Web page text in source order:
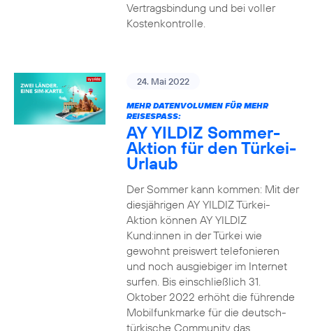
Vertragsbindung und bei voller
Kostenkontrolle.
24. Mai 2022
MEHR DATENVOLUMEN FÜR MEHR
REISESPASS:
AY YILDIZ Sommer-
Aktion für den Türkei-
Urlaub
Der Sommer kann kommen: Mit der
diesjährigen AY YILDIZ Türkei-
Aktion können AY YILDIZ
Kund:innen in der Türkei wie
gewohnt preiswert telefonieren
und noch ausgiebiger im Internet
surfen. Bis einschließlich 31.
Oktober 2022 erhöht die führende
Mobilfunkmarke für die deutsch-
türkische Community das